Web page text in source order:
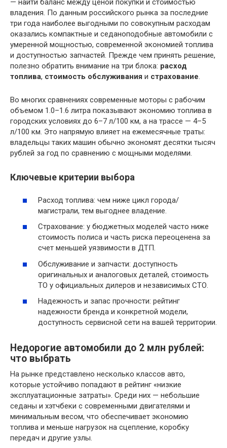
— найти баланс между ценой покупки и стоимостью
владения. По данным российского рынка за последние
три года наиболее выгодными по совокупным расходам
оказались компактные и седаноподобные автомобили с
умеренной мощностью, современной экономией топлива
и доступностью запчастей. Прежде чем принять решение,
полезно обратить внимание на три блока: расход
топлива, стоимость обслуживания и страхование.
Во многих сравнениях современные моторы с рабочим
объемом 1.0–1.6 литра показывают экономию топлива в
городских условиях до 6–7 л/100 км, а на трассе — 4–5
л/100 км. Это напрямую влияет на ежемесячные траты:
владельцы таких машин обычно экономят десятки тысяч
рублей за год по сравнению с мощными моделями.
Ключевые критерии выбора
Расход топлива: чем ниже цикл города/
магистрали, тем выгоднее владение.
Страхование: у бюджетных моделей часто ниже
стоимость полиса и часть риска переоценена за
счет меньшей уязвимости в ДТП.
Обслуживание и запчасти: доступность
оригинальных и аналоговых деталей, стоимость
ТО у официальных дилеров и независимых СТО.
Надежность и запас прочности: рейтинг
надежности бренда и конкретной модели,
доступность сервисной сети на вашей территории.
Недорогие автомобили до 2 млн рублей:
что выбрать
На рынке представлено несколько классов авто,
которые устойчиво попадают в рейтинг «низкие
эксплуатационные затраты». Среди них — небольшие
седаны и хэтчбеки с современными двигателями и
минимальным весом, что обеспечивает экономию
топлива и меньше нагрузок на сцепление, коробку
передач и другие узлы.